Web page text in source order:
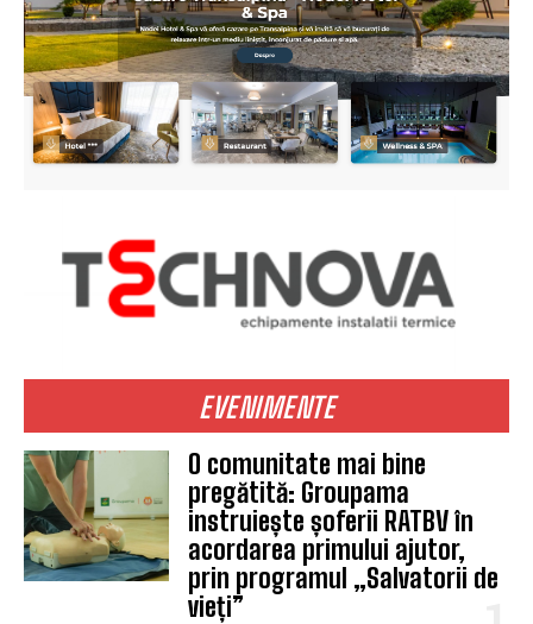
EVENIMENTE
O comunitate mai bine
pregătită: Groupama
instruiește șoferii RATBV în
acordarea primului ajutor,
prin programul „Salvatorii de
vieți”